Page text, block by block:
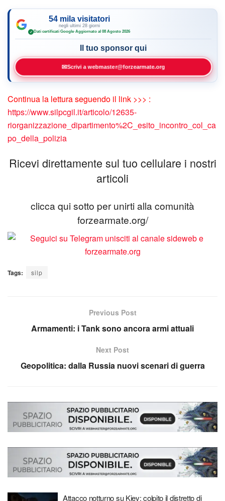
54 mila visitatori
negli ultimi 28 giorni
✓ Dati certificati Google·Aggiornato al 08 Agosto 2026
Il tuo sponsor qui
✉Scrivi a webmaster@forzearmate.org
Continua la lettura seguendo il link >>> :
https://www.silpcgil.it/articolo/12635-
riorganizzazione_dipartimento%2C_esito_incontro_col_ca
po_della_polizia
Ricevi direttamente sul tuo cellulare i nostri
articoli
clicca qui sotto per unirti alla comunità
forzearmate.org/
Tags: silp
Previous Post
Armamenti: i Tank sono ancora armi attuali
Next Post
Geopolitica: dalla Russia nuovi scenari di guerra
Attacco notturno su Kiev: colpito il distretto di